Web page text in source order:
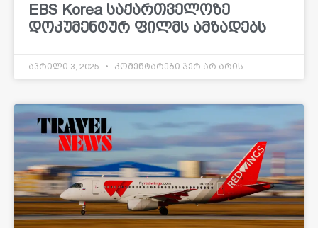
EBS Korea საქართველოზე
დოკუმენტურ ფილმს ამზადებს
აპრილი 3, 2025 კომენტარები ჯერ არ არის